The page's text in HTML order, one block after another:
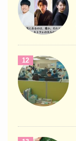
12